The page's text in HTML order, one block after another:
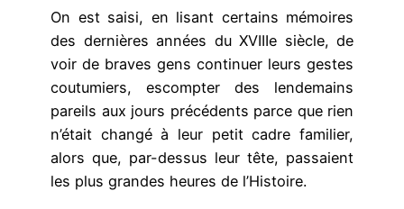
On est saisi, en lisant certains mémoires
des dernières années du XVIIIe siècle, de
voir de braves gens continuer leurs gestes
coutumiers, escompter des lendemains
pareils aux jours précédents parce que rien
n’était changé à leur petit cadre familier,
alors que, par-dessus leur tête, passaient
les plus grandes heures de l’Histoire.